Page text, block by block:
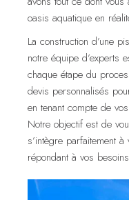
oasis aquatique en
La construction d’une
notre équipe d’experts
chaque étape du
devis personnalisés
en tenant compte de
Notre objectif est de
s’intègre parfaitement
répondant à vos